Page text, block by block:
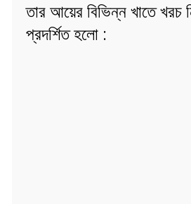
তার আয়ের বিভিন্ন খাতে খরচ
প্রদর্শিত হলো :